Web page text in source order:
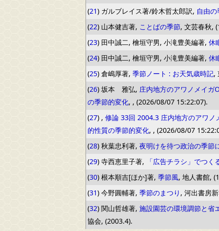
(21) ガルブレイス著/鈴木哲太郎訳, 自由
(22) 山本健吉著, ことばの季節, 文芸春秋,
(23) 田中誠二, 檜垣守男, 小滝豊美編著, 休
(24) 田中誠二, 檜垣守男, 小滝豊美編著, 休
(25) 倉嶋厚著, 季節ノート : お天気歳時記,
(26) 坂本 雅弘, 庄内地方のアワノメイ
の季節的変化, , (2026/08/07 15:22:07).
(27) , 修論 33回 2004.3 庄内地方のアワ
的性質の季節的変化, , (2026/08/07
(28) 秋葉忠利著, 夜明けを待つ政治の季節
(29) 寺西恵里子著,
「広告チラシ」でつ
(30) 根本順吉[ほか]著, 季節風, 地人書館,
(31) 今野圓輔著, 季節のまつり , 河出書房
(32) 関山哲雄著, 施設園芸の環境調節と省
協会, (2003.4).